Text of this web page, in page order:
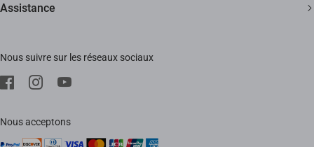
Trust Center
Assistance
Télécharger
SAV
Nous suivre sur les réseaux sociaux
Nous acceptons